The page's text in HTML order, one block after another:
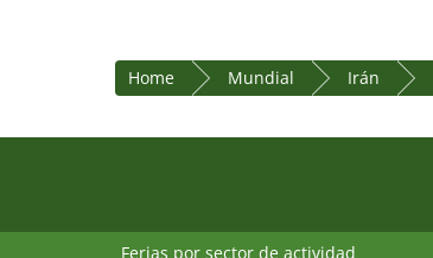
Home Mundial Irán
Ferias por sector de actividad